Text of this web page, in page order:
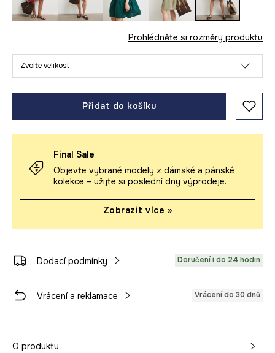
Prohlédněte si rozměry produktu
Zvolte velikost
Přidat do košíku
Final Sale
Objevte vybrané modely z dámské a pánské
kolekce – užijte si poslední dny výprodeje.
Zobrazit více »
Dodací podmínky Doručení i do 24 hodin
Vrácení a reklamace Vrácení do 30 dnů
O produktu